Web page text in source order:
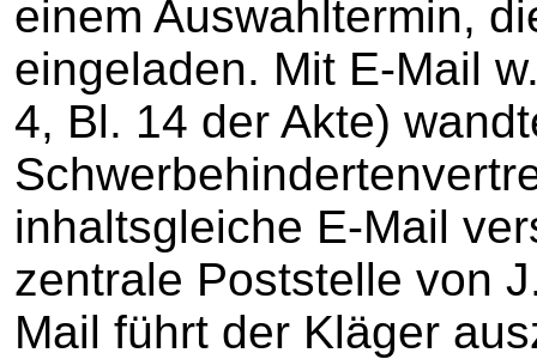
einem Auswahltermin,
eingeladen. Mit E-Mail
4, Bl. 14 der Akte)
inhaltsgleiche E-Mail
zentrale Poststelle von
Mail führt der Kläger